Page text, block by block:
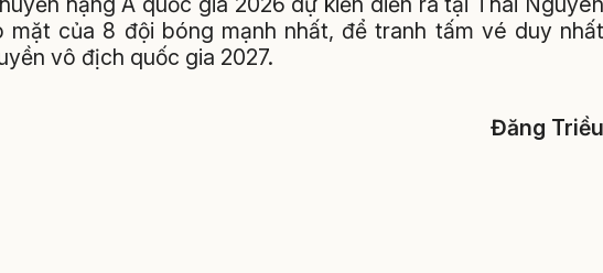
mặt của 8 đội bóng mạnh nhất, để tranh tấm vé duy nhất
vô địch quốc gia 2027.
Đăng Triều